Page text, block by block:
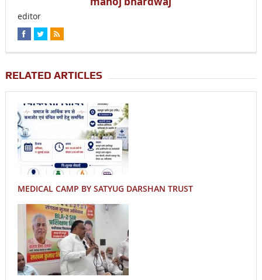
editor
RELATED ARTICLES
MEDICAL CAMP BY SATYUG DARSHAN TRUST